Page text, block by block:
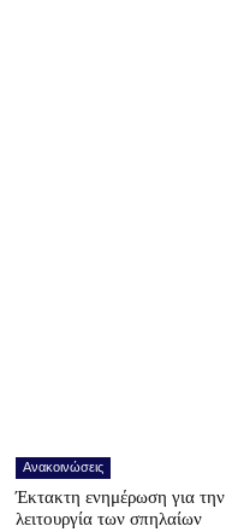
Ανακοινώσεις
Έκτακτη ενημέρωση για την
λειτουργία των σπηλαίων